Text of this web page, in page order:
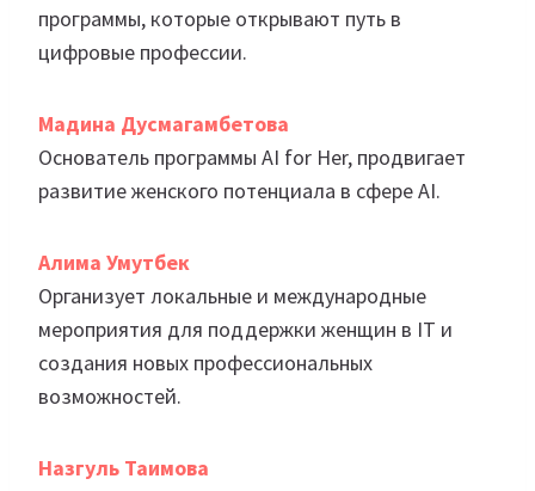
программы, которые открывают путь в
цифровые профессии.
Мадина Дусмагамбетова
Основатель программы AI for Her, продвигает
развитие женского потенциала в сфере AI.
Алима Умутбек
Организует локальные и международные
мероприятия для поддержки женщин в IT и
создания новых профессиональных
возможностей.
Назгуль Таимова